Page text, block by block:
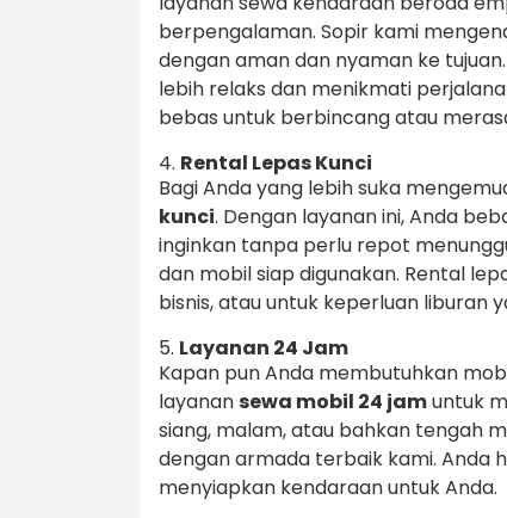
berpengalaman. Sopir kami
dengan aman dan nyaman ke
lebih relaks dan menikmati
bebas untuk berbincang atau
4. Rental Lepas Kunci
Bagi Anda yang lebih suka
kunci. Dengan layanan ini, Anda
inginkan tanpa perlu repot
dan mobil siap digunakan. Rental
bisnis, atau untuk keperluan liburan
5. Layanan 24 Jam
Kapan pun Anda membutuhkan
layanansewa mobil 24 jamuntuk
siang, malam, atau bahkan tengah
dengan armada terbaik kami. Anda
menyiapkan kendaraan untuk Anda.